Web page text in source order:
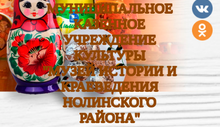
МУНИЦИПАЛЬНОЕ
КАЗЕННОЕ
УЧРЕЖДЕНИЕ
КУЛЬТУРЫ
"МУЗЕЙ ИСТОРИИ И
КРАЕВЕДЕНИЯ
НОЛИНСКОГО
РАЙОНА"